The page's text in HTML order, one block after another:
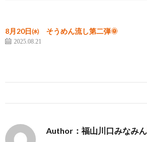
8月20日㈬ そうめん流し第二弾🌞
2025.08.21
Author：福山川口みなみん